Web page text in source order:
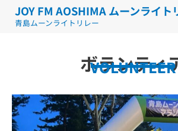
JOY FM AOSHIMA ムーンライト
青島ムーンライトリレー
ボランティ
VOLUNTEER